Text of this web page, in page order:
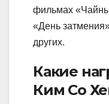
фильмах
«День
других.
Какие
Ким Со